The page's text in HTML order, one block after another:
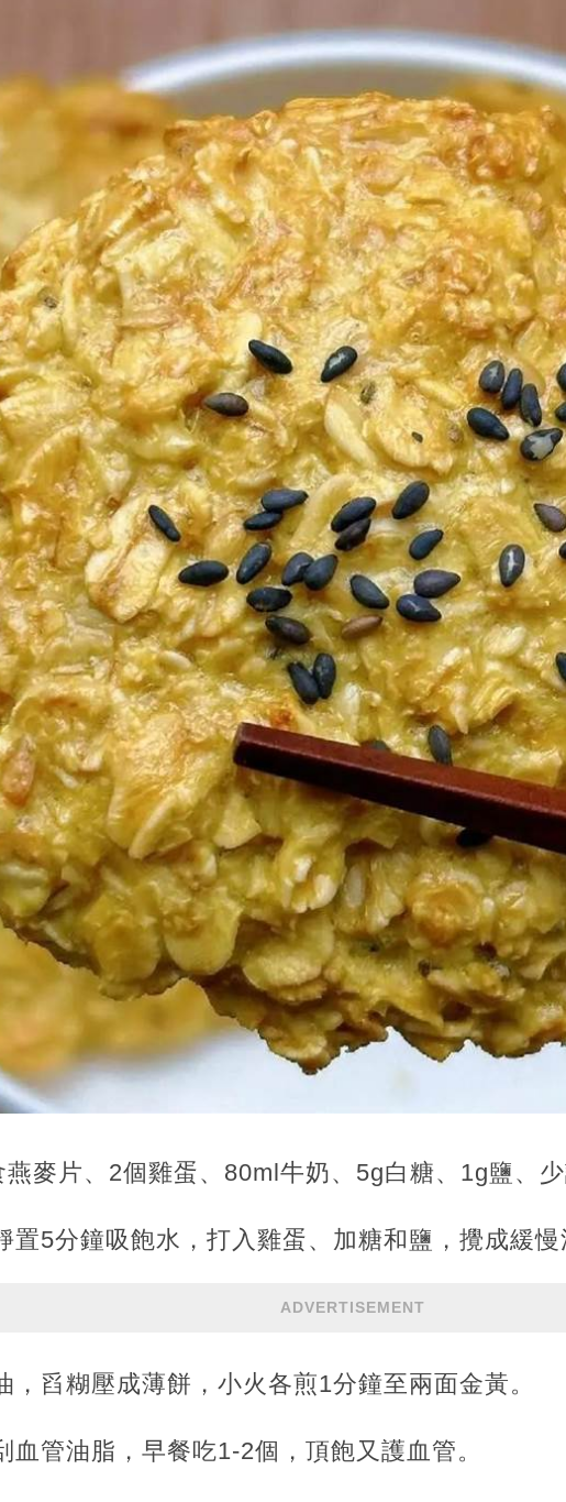
麥片、2個雞蛋、80ml牛奶、5g白糖、1g鹽、少
置5分鐘吸飽水，打入雞蛋、加糖和鹽，攪成緩慢
ADVERTISEMENT
，舀糊壓成薄餅，小火各煎1分鐘至兩面金黃。
血管油脂，早餐吃1-2個，頂飽又護血管。